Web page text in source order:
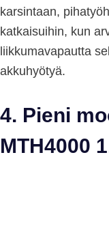
karsintaan,
katkaisuihin, kun
liikkumavapautta
akkuhyötyä.
4. Pieni
MTH4000